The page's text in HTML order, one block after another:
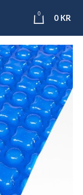
0 0 KR